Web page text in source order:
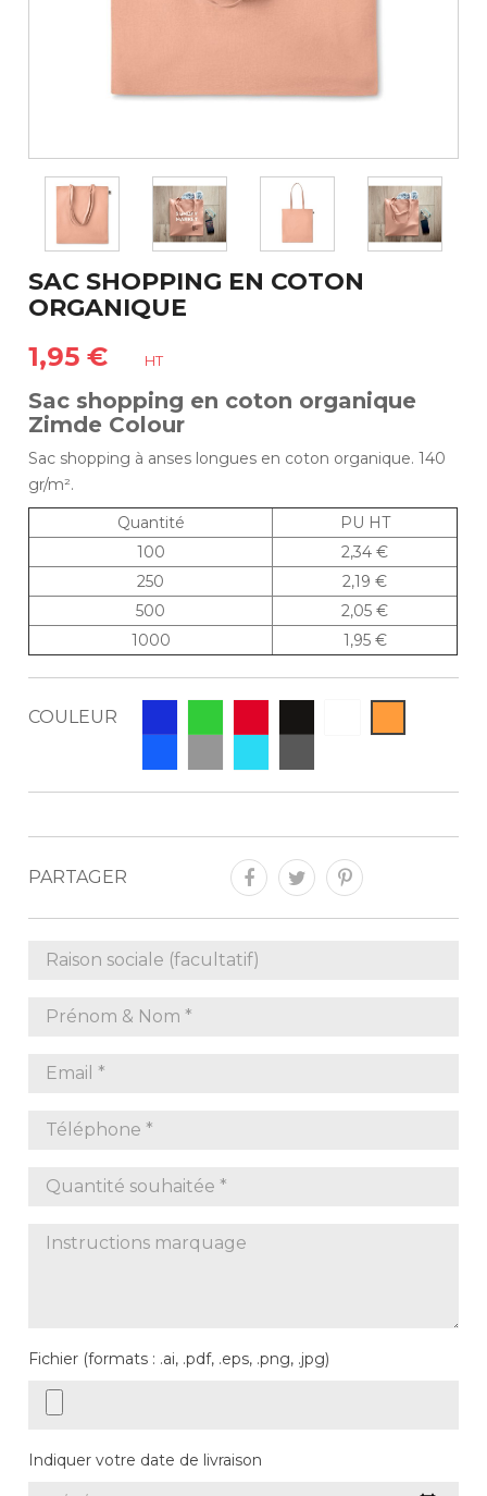
SAC SHOPPING EN COTON
ORGANIQUE
1,95 € HT
Sac shopping en coton organique
Zimde Colour
Sac shopping à anses longues en coton organique. 140
gr/m².
Quantité
PU HT
100
2,34 €
250
2,19 €
500
2,05 €
1000
1,95 €
COULEUR
PARTAGER
Fichier (formats : .ai, .pdf, .eps, .png, .jpg)
Indiquer votre date de livraison